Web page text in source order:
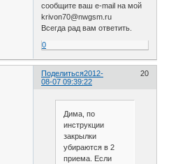
сообщите ваш e-mail на мой
krivon70@nwgsm.ru
Всегда рад вам ответить.
0
Поделиться 20
2012-
08-07 09:39:22
Дима, по
инструкции
закрылки
убираются в 2
приема. Если